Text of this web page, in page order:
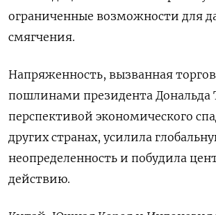
ограниченные возможности для
смягчения.
Напряженность, вызванная
пошлинами президента Дональда
перспективой экономического
других странах, усилила
неопределенность и побудила
действию.